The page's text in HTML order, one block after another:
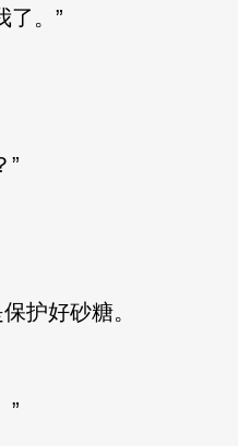
了。”
”
护好砂糖。
”